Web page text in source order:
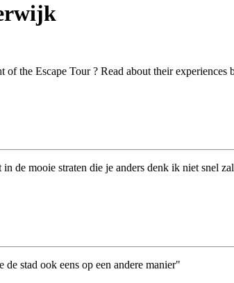
the Escape Tour ? Read about their experiences
de mooie straten die je anders denk ik niet snel
stad ook eens op een andere manier"